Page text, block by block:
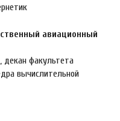
авиационный
декан факультета
вычислительной